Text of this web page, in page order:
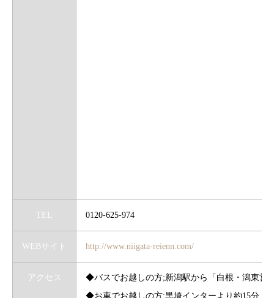
TEL 0120-625-974
WEBサイト http://www.niigata-reienn.com/
アクセス
◆バスでお越しの方;新潟駅から「白根・潟東
◆お車でお越しの方;黒埼インターより約15分